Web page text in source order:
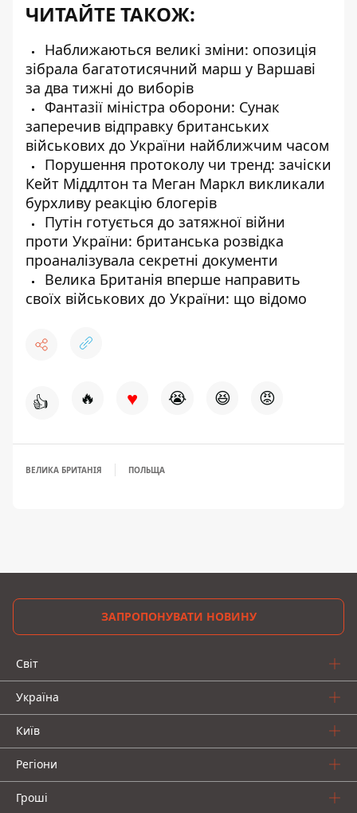
ЧИТАЙТЕ ТАКОЖ:
Наближаються великі зміни: опозиція
зібрала багатотисячний марш у Варшаві
за два тижні до виборів
Фантазії міністра оборони: Сунак
заперечив відправку британських
військових до України найближчим часом
Порушення протоколу чи тренд: зачіски
Кейт Міддлтон та Меган Маркл викликали
бурхливу реакцію блогерів
Путін готується до затяжної війни
проти України: британська розвідка
проаналізувала секретні документи
Велика Британія вперше направить
своїх військових до України: що відомо
👍 🔥 ♥ 😭 😆 😡
ВЕЛИКА БРИТАНІЯ ПОЛЬЩА
ЗАПРОПОНУВАТИ НОВИНУ
Світ
Україна
Київ
Регіони
Гроші